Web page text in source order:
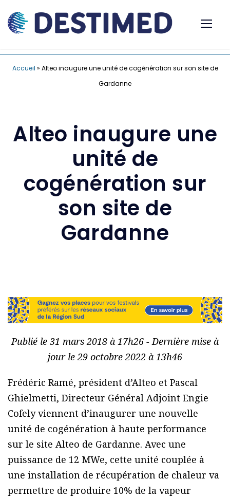
Accueil » Alteo inaugure une unité de cogénération sur son site de
Gardanne
Alteo inaugure une
unité de
cogénération sur
son site de
Gardanne
Publié le 31 mars 2018 à 17h26 - Dernière mise à
jour le 29 octobre 2022 à 13h46
Frédéric Ramé, président d’Alteo et Pascal
Ghielmetti, Directeur Général Adjoint Engie
Cofely viennent d’inaugurer une nouvelle
unité de cogénération à haute performance
sur le site Alteo de Gardanne. Avec une
puissance de 12 MWe, cette unité couplée à
une installation de récupération de chaleur va
permettre de produire 10% de la vapeur